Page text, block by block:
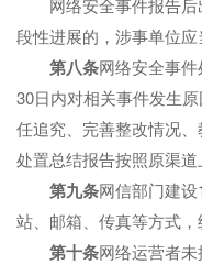
网络安全事件报告
段性进展的，涉事单位应
第八条网络安全事
30日内对相关事件发生
任追究、完善整改情况
处置总结报告按照原渠道
第九条网信部门建
站、邮箱、传真等方式，
第十条网络运营者